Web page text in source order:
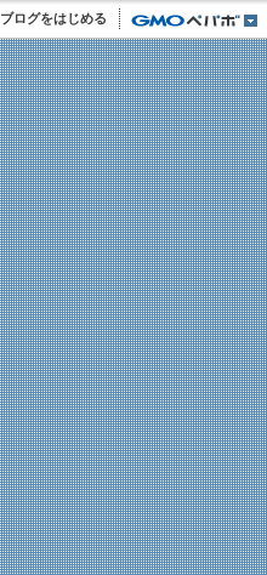
ブログをはじめる